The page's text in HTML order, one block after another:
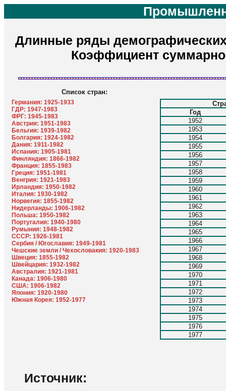
Длинные ряды демографических
Коэффициент
Список стран:
Германия: 1925-1933
ГДР: 1947-1983
ФРГ: 1945-1983
Австрия: 1951-1983
Бельгия: 1939-1982
Болгария: 1924-1982
Дания: 1911-1982
Испания: 1905-1981
Финляндия: 1866-1982
Франция: 1855-1983
Греция: 1951-1981
Венгрия: 1921-1983
Ирландия: 1950-1982
Италия: 1930-1982
Норвегия: 1855-1982
Нидерланды: 1906-1982
Польша: 1950-1982
Португалия: 1940-1980
Румыния: 1948-1982
СССР: 1926-1981
Сербия / Югославия: 1949-1981
Чешские земли / Чехословакия: 1920-1983
Швеция: 1855-1982
Швейцария: 1932-1982
Австралия: 1921-1981
Канада: 1906-1980
США: 1906-1982
Япония: 1920-1980
Южная Корея: 1952-1977
Год
1952
1953
1954
1955
1956
1957
1958
1959
1960
1961
1962
1963
1964
1965
1966
1967
1968
1969
1970
1971
1972
1973
1974
1975
1976
1977
Источник: